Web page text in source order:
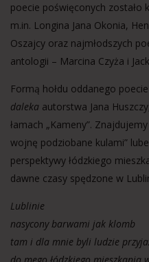
poecie poświęconych
m.in. Longina Jana Okonia,
Oszajcy oraz najmłodszych
antologii – Marcina Czyża i
Formą hołdu oddanego
daleka autorstwa Jana
łamach „Kameny”.
wojnę podziobane kulami”
perspektywy łódzkiego
dawne czasy spędzone w
Lublinie
nasycony barwami jak klomb
tam i dla mnie byli ludzie